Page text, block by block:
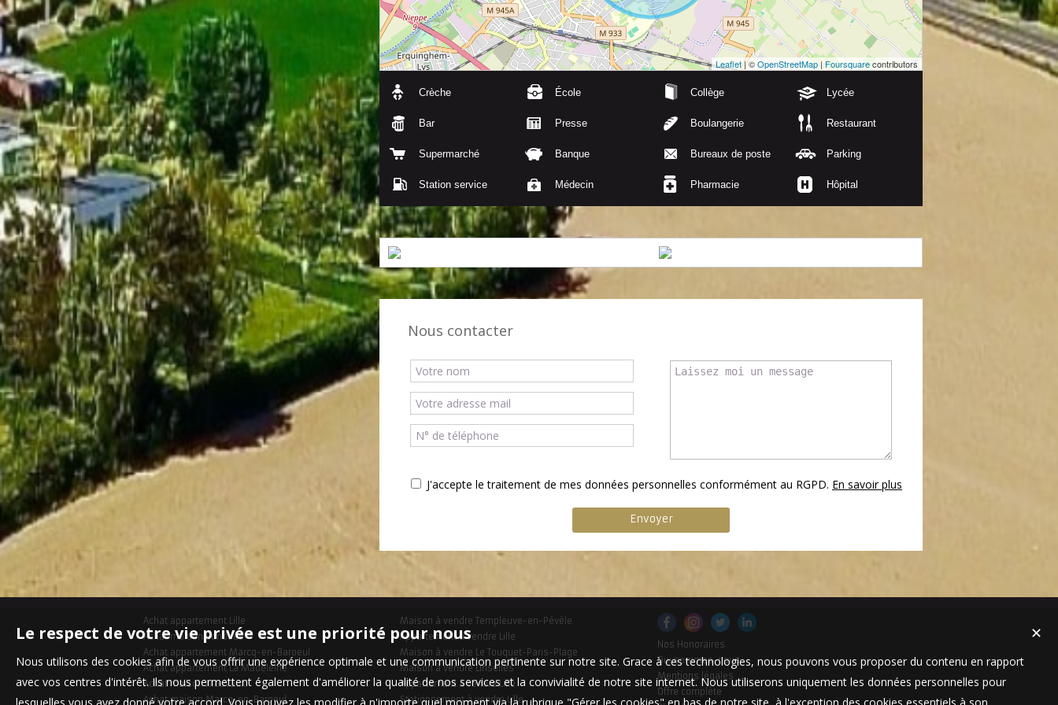
Leaflet| ©OpenStreetMap|Foursquarecontributors
Crèche École Collège Lycée
Bar Presse Boulangerie Restaurant
Supermarché Banque Bureaux de poste Parking
Station service Médecin Pharmacie Hôpital
Nous contacter
J'accepte le traitement de mes données personnelles conformément au RGPD. En savoir plus
Achat appartement Lille
Achat maison Bondues
Achat appartement Marcq-en-Baroeul
Achat appartement La Madeleine
Achat maison Mouvaux
Achat maison Marcq-en-Baroeul
Maison à vendre Templeuve-en-Pévèle
Appartement à vendre Lille
Maison à vendre Le Touquet-Paris-Plage
Maison à vendre Linselles
Appartement à vendre Lille
Stationnement à vendre Lille
Nos Honoraires
Qui sommes-nous
Mentions légales
Offre complète
✕
Le respect de votre vie privée est une priorité pour nous
Nous utilisons des cookies afin de vous offrir une expérience optimale et une communication pertinente sur notre site. Grace à ces technologies, nous pouvons vous proposer du contenu en rapport
avec vos centres d'intérêt. Ils nous permettent également d'améliorer la qualité de nos services et la convivialité de notre site internet. Nous utiliserons uniquement les données personnelles pour